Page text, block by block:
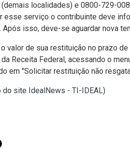
localidades) e 0800-729-
serviço o contribuinte deve
isso, deve-se aguardar nova
valor de sua restituição no prazo
Receita Federal, acessando o
em "Solicitar restituição não
do site IdealNews - TI-IDEAL)